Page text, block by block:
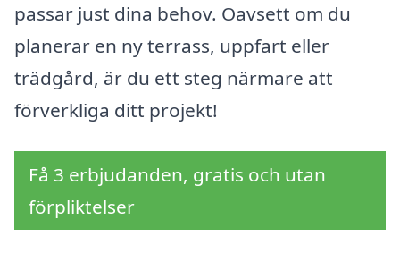
passar just dina behov. Oavsett om du
planerar en ny terrass, uppfart eller
trädgård, är du ett steg närmare att
förverkliga ditt projekt!
Få 3 erbjudanden, gratis och utan
förpliktelser